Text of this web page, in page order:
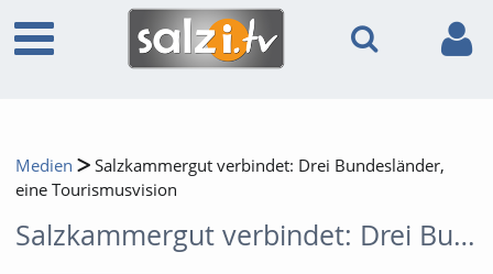
Medien
Salzkammergut verbindet: Drei Bundesländer,
eine Tourismusvision
Salzkammergut verbindet: Drei Bundesländer, eine Tourismusvision